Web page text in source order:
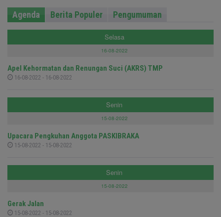
Agenda Berita Populer Pengumuman
Selasa
16-08-2022
Apel Kehormatan dan Renungan Suci (AKRS) TMP
16-08-2022 - 16-08-2022
Senin
15-08-2022
Upacara Pengkuhan Anggota PASKIBRAKA
15-08-2022 - 15-08-2022
Senin
15-08-2022
Gerak Jalan
15-08-2022 - 15-08-2022